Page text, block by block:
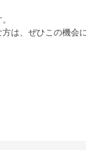
は、ぜひこの機会